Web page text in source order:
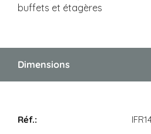
buffets et étagères
Dimensions